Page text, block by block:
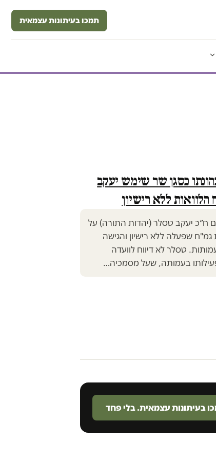
תמכו בעיתונות עצמאית
כסגן שר שימש יעקב
ללא רישיון
ח״כ יעקב טסלר (יהדות התורה) על
שפעלה ללא רישיון והגישה
טסלר לא דיווח לוועדה
פעילותו בעמותה, שעל מסמכיה…
בעיתונות עצמאית. בלי פחד